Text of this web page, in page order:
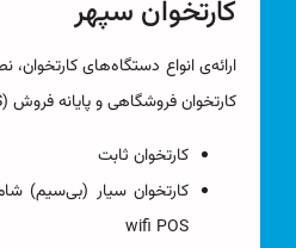
کارتخوان سپهر
ارائه‌ی انواع دستگاه‌های
کارتخوان فروشگاهی و پایانه فروش (POS) در انواع:
کارتخوان ثابت
wifi POS